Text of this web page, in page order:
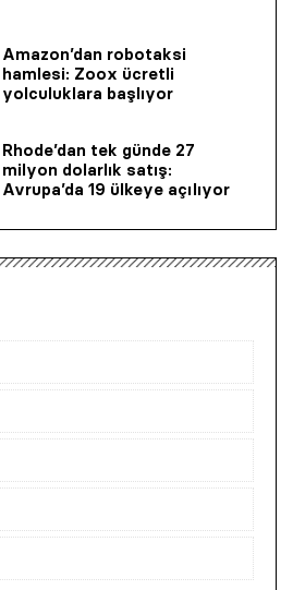
Amazon’dan robotaksi
hamlesi: Zoox ücretli
yolculuklara başlıyor
Rhode’dan tek günde 27
milyon dolarlık satış:
Avrupa’da 19 ülkeye açılıyor